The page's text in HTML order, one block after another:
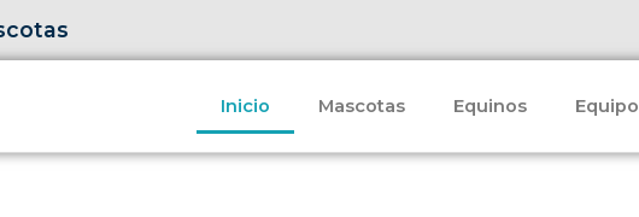
Inicio Mascotas Equinos Equipo